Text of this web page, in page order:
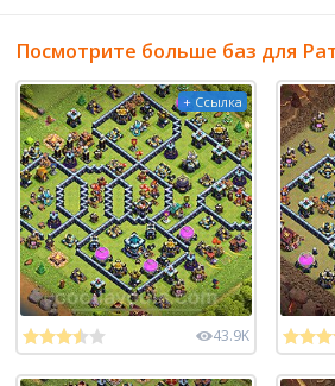
Посмотрите больше баз для
+ Ссылка
43.9K